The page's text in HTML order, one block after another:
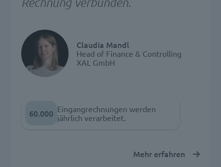
Claudia Mandl
Head of Finance & Controlling
XAL GmbH
60.000 Eingangrechnungen werden
jährlich verarbeitet.
Mehr erfahren